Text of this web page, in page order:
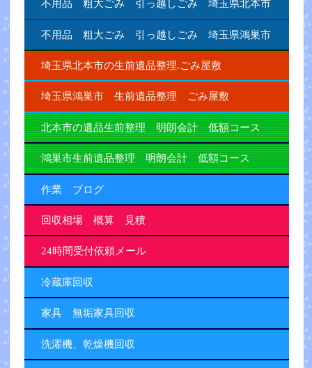
不用品 粗大ごみ 引っ越しごみ 埼玉県北本市
不用品 粗大ごみ 引っ越しごみ 埼玉県鴻巣市
埼玉県北本市の生前遺品整理.ごみ屋敷
埼玉県鴻巣市 生前遺品整理 ごみ屋敷
北本市の遺品生前整理 明朗会計 低額コース
鴻巣市生前遺品整理 明朗会計 低額コース
作業 ブログ
回収相場 概算 見積
24時間受付依頼メール
冷蔵庫回収
家具 無垢家具回収
洗濯機、乾燥機回収